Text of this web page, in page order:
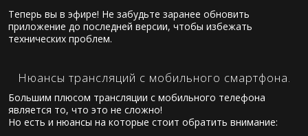
Теперь вы в эфире! Не забудьте заранее обновить
приложение до последней версии, чтобы избежать
технических проблем.
Нюансы трансляций с мобильного смартфона.
Большим плюсом трансляции с мобильного телефона
является то, что это не сложно!
Но есть и нюансы на которые стоит обратить внимание: